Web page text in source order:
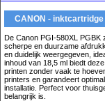
CANON - inktcartridge
De Canon PGI-580XL PGBK
scherpe en duurzame
en duidelijk weergegeven,
inhoud van 18,5 ml biedt
printen zonder vaak te
printers en garandeert
installatie. Perfect voor
belangrijk is.